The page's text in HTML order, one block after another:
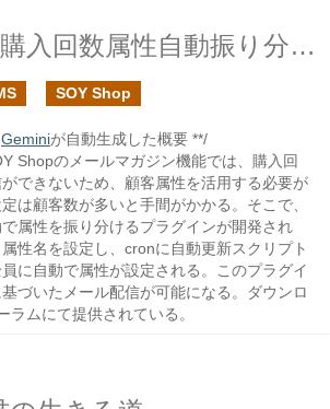
SOY Shopで購入回数属性自動振り分けプラグインを作成しました
SOY Shop
Geminiが自動生成した概要 **/
Shopのメールマガジン機能では、購入回
できないため、顧客属性を活用する必要が
は顧客数が多いと手間がかかる。そこで、
属性を振り分けるプラグインが開発され
性名を設定し、cronに自動更新スクリプト
に自動で属性が設定される。このプラグイ
づいたメール配信が可能になる。ダウンロ
ラムにて提供されている。